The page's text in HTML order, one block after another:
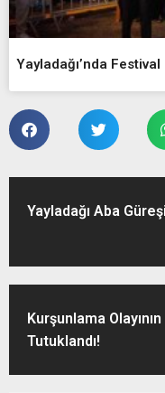
Yayladağı’nda
Yayladağı Aba
Kurşunlama
Tutuklandı!